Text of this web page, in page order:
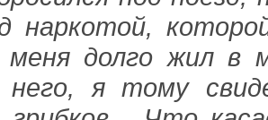
наркотой,
долго жил в
я тому